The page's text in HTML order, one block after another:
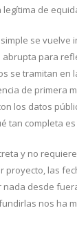
de
se vuelve
para
se tramitan en
de primera
los datos
tan completa
y no
proyecto, las
desde
nos ha